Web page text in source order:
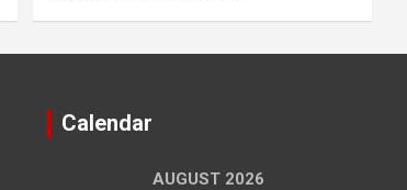
Calendar
AUGUST 2026